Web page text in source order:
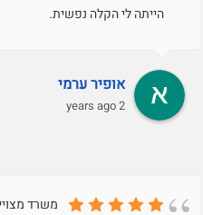
הייתה לי הקלה נפשית.
אופיר ערמי
2 years ago
משרד